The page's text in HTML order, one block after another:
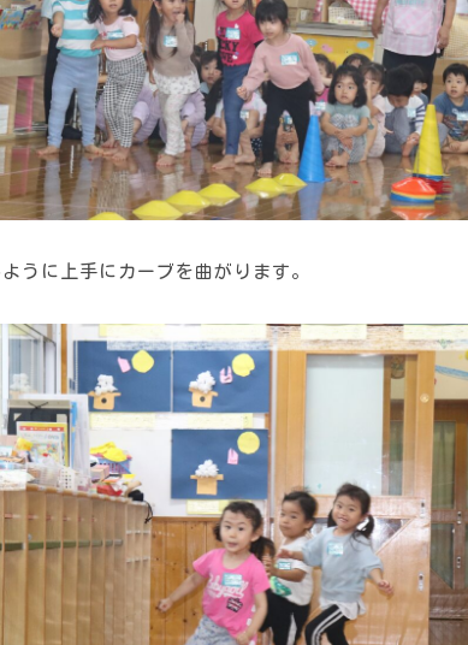
うに上手にカーブを曲がります。
よみこみ